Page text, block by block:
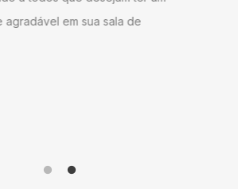
agradável em sua sala de